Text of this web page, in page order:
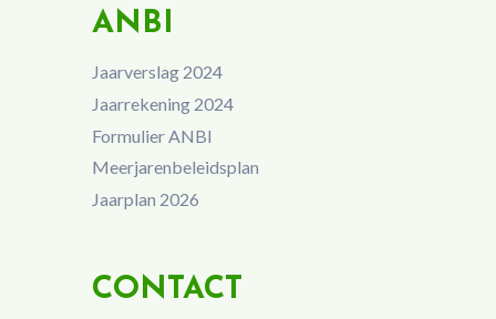
ANBI
Jaarverslag 2024
Jaarrekening 2024
Formulier ANBI
Meerjarenbeleidsplan
Jaarplan 2026
CONTACT